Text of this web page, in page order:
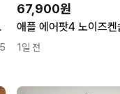
5
67,900원
1일 전